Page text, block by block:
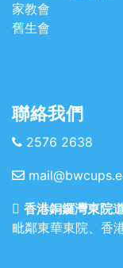
家教會
舊生會
聯絡我們
2576 2638
香港銅鑼灣東院
毗鄰東華東院、香